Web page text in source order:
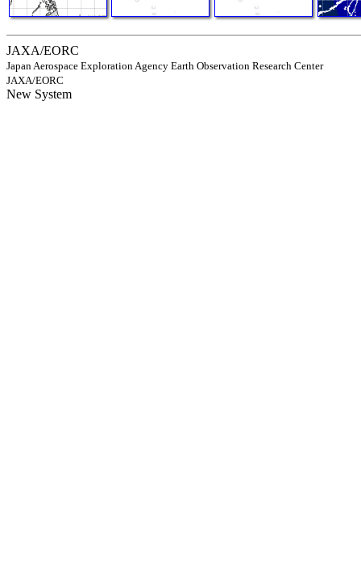
JAXA/EORC
Japan Aerospace Exploration Agency Earth Observation Research Center
JAXA/EORC
New System